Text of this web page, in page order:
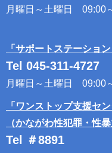
月曜日～土曜日 09:00
「サポートステーショ
Tel 045-311-4727
月曜日～土曜日 09:00
「ワンストップ支援セ
（かながわ性犯罪・性
Tel ＃8891